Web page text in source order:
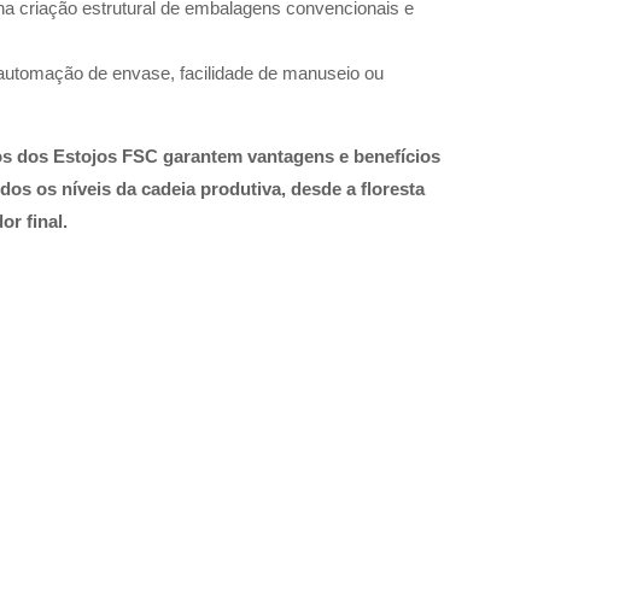
criação estrutural de embalagens convencionais e
de envase, facilidade de manuseio ou
dos Estojos FSC garantem vantagens e benefícios
os níveis da cadeia produtiva, desde a floresta
final.